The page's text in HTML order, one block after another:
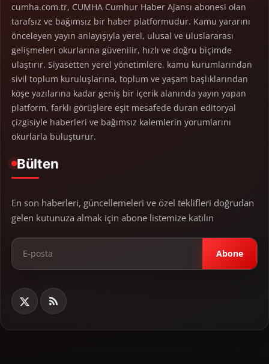
cumha.com.tr, CUMHA Cumhur Haber Ajansı abonesi olan
tarafsız ve bağımsız bir haber platformudur. Kamu yararını
önceleyen yayın anlayışıyla yerel, ulusal ve uluslararası
gelişmeleri okurlarına güvenilir, hızlı ve doğru biçimde
ulaştırır. Siyasetten yerel yönetimlere, kamu kurumlarından
sivil toplum kuruluşlarına, toplum ve yaşam başlıklarından
köşe yazılarına kadar geniş bir içerik alanında yayın yapan
platform, farklı görüşlere eşit mesafede duran editoryal
çizgisiyle haberleri ve bağımsız kalemlerin yorumlarını
okurlarla buluşturur.
Bülten
En son haberleri, güncellemeleri ve özel teklifleri doğrudan
gelen kutunuza almak için abone listemize katılın
Abone